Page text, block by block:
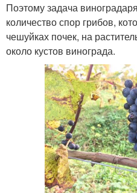
Поэтому задача
количество спор грибов,
чешуйках почек, на
около кустов винограда.